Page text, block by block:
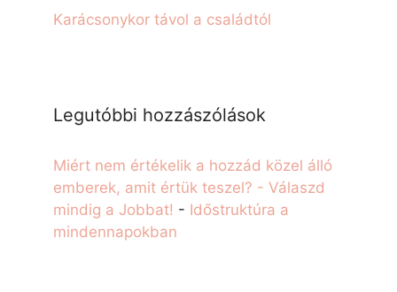
Karácsonykor távol a családtól
Legutóbbi hozzászólások
Miért nem értékelik a hozzád közel álló
emberek, amit értük teszel? - Válaszd
mindig a Jobbat! - Időstruktúra a
mindennapokban